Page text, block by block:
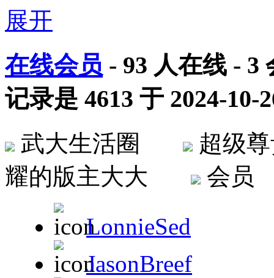
在线会员 - 93 人在线 - 3
记录是 4613 于 2024-10-
武大生活圈
超级
耀的版主大大
会
LonnieSed
JasonBreef